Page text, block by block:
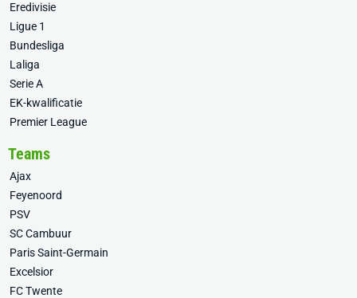
Eredivisie
Ligue 1
Bundesliga
Laliga
Serie A
EK-kwalificatie
Premier League
Teams
Ajax
Feyenoord
PSV
SC Cambuur
Paris Saint-Germain
Excelsior
FC Twente